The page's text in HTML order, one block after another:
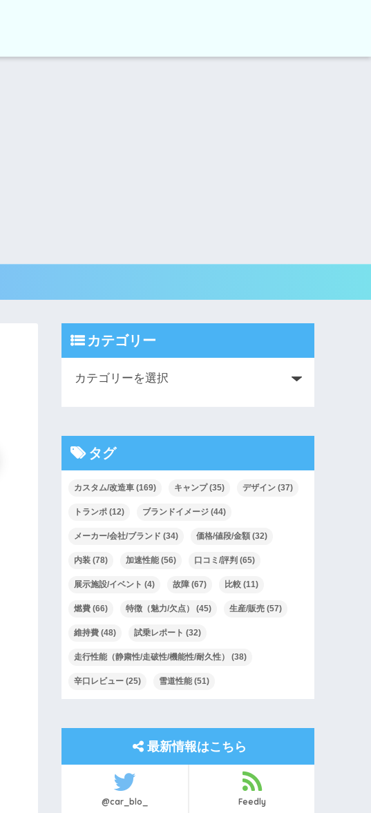
カテゴリー
タグ
カスタム/改造車 (169) キャンプ(35) デザイン (37)
トランポ (12) ブランドイメージ (44)
メーカー/会社/ブランド (34) 価格/値段/金額 (32)
内装 (78) 加速性能 (56) 口コミ/評判 (65)
展示施設/イベント (4) 故障 (67) 比較 (11)
燃費 (66) 特徴（魅力/欠点） (45) 生産/販売 (57)
維持費 (48) 試乗レポート (32)
走行性能（静粛性/走破性/機能性/耐久性） (38)
辛口レビュー (25) 雪道性能 (51)
最新情報はこちら
@car_blo_ Feedly